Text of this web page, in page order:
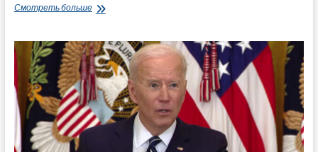
Смотреть большеГлава
Цзіньпін
активізує
зусилля
з
метою
закінчити
війну